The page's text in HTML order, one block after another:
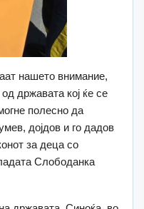
нашето внимание,
државата кој ќе се
полесно да
дојдов и го дадов
за деца со
Слободанка